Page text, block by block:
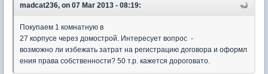
madcat236, on 07 Mar 2013 - 08:19:
Покупаем 1 комнатную в
27 корпусе через домострой. Интересует вопрос -
возможно ли избежать затрат на регистрацию договора и оформл
ения права собственности? 50 т.р. кажется дороговато.